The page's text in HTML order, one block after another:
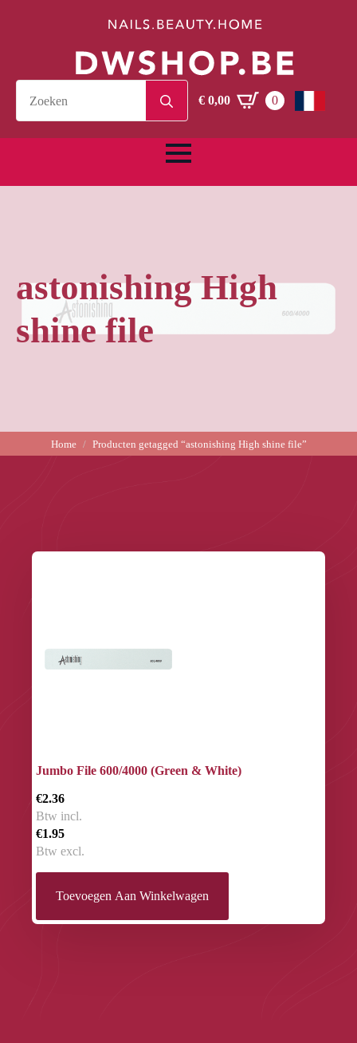
for:€0,00 0
astonishing High
shine file
Home Producten getagged “astonishing High shine file”
Jumbo File 600/4000 (Green & White)
€2.36
Btw incl.
€1.95
Btw excl.
Toevoegen Aan Winkelwagen